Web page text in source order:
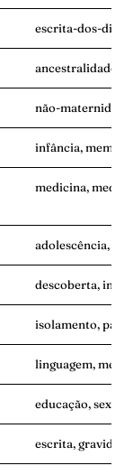
escrita-dos-dias,
ancestralidade,
não-
infância,
medicina, medo,
adolescência,
descoberta,
isolamento,
linguagem,
educação, sexo,
escrita, gravidez,